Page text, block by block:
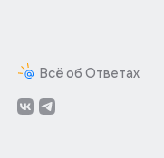
Всё об Ответах